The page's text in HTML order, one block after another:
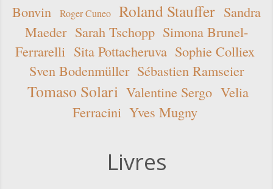
Bonvin
Roger Cuneo Roland Stauffer Sandra
Maeder Sarah Tschopp Simona Brunel-
Ferrarelli Sita Pottacheruva Sophie Colliex
Sven Bodenmüller Sébastien Ramseier
Tomaso Solari Valentine Sergo Velia
Ferracini Yves Mugny
Livres